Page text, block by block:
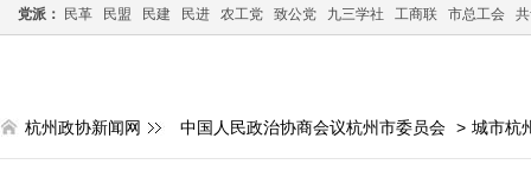
党派： 民革 民盟 民建 民进 农工党 致公党 九三学社 工商联 市总工会
杭州政协新闻网 中国人民政治协商会议杭州市委员会 > 城市杭